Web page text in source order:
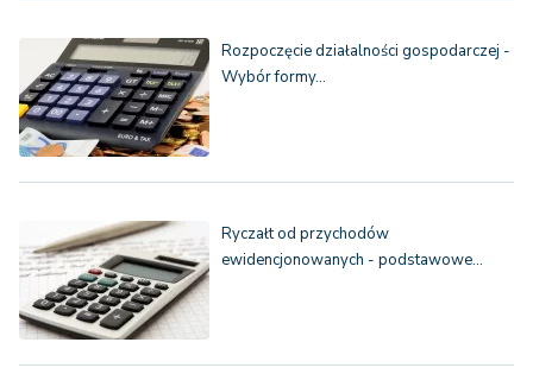
Rozpoczęcie działalności gospodarczej -
Wybór formy…
Ryczałt od przychodów
ewidencjonowanych - podstawowe…